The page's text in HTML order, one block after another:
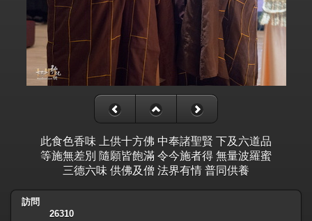
此食色香味 上供十方佛 中奉諸聖賢 下及六道品
等施無差別 隨願皆飽滿 令今施者得 無量波羅蜜
三德六味 供佛及僧 法界有情 普同供養
訪問
26310